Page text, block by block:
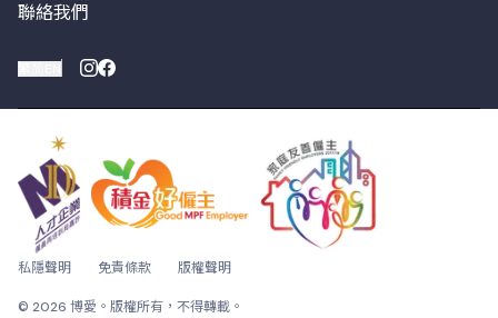
聯絡我們
私隱聲明 免責條款 版權聲明
© 2026 博愛。版權所有，不得轉載。